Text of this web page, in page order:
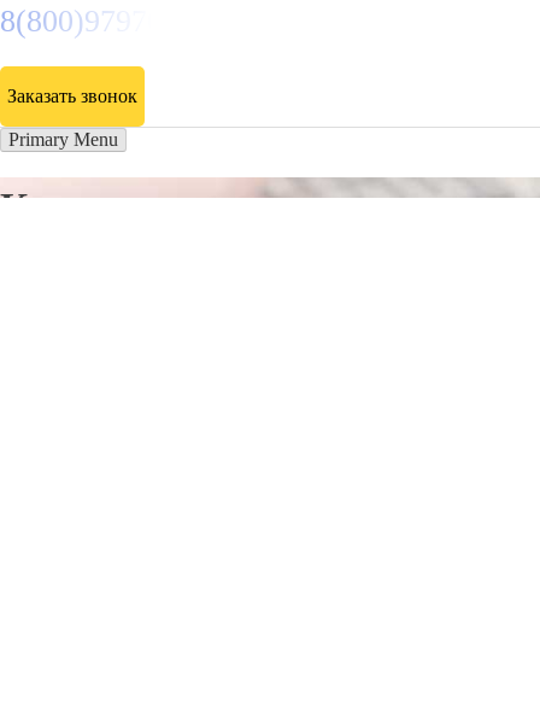
8(800)9797043
Заказать звонок
Primary Menu
Курсы программирования в